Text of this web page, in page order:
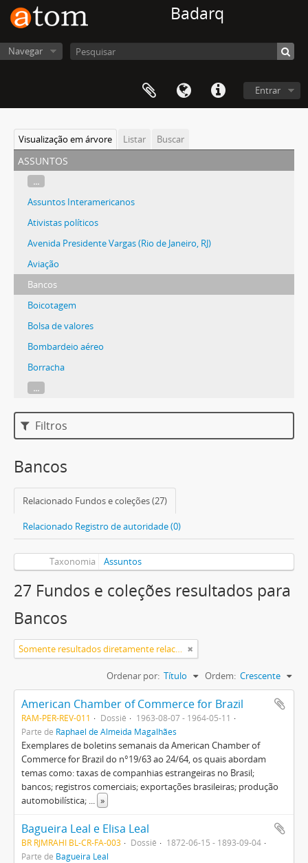
Badarq
Navegar
Entrar
Visualização em árvore Listar Buscar
assuntos
...
Assuntos Interamericanos
Ativistas políticos
Avenida Presidente Vargas (Rio de Janeiro, RJ)
Aviação
Bancos
Boicotagem
Bolsa de valores
Bombardeio aéreo
Borracha
...
Filtros
Bancos
Relacionado Fundos e coleções (27)
Relacionado Registro de autoridade (0)
Taxonomia Assuntos
27 Fundos e coleções resultados para
Bancos
Somente resultados diretamente relacionados
Ordenar por: Título Ordem: Crescente
American Chamber of Commerce for Brazil
RAM-PER-REV-011 Dossiê
1963-08-07 - 1964-05-11
Parte de Raphael de Almeida Magalhães
Exemplares de boletins semanais da American Chamber of
Commerce for Brazil do n°19/63 ao 24/64, os quais abordam
temas como: taxas de companhias estrangeiras no Brasil;
bancos; registros comerciais; exportações brasileiras; produção
automobilística; ... »
Bagueira Leal e Elisa Leal
BR RJMRAHI BL-CR-FA-003 Dossiê
1872-06-15 - 1893-09-04
Parte de Bagueira Leal